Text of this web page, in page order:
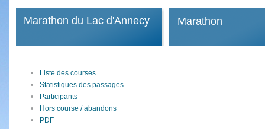
Marathon du Lac d'Annecy Marathon
Liste des courses
Statistiques des passages
Participants
Hors course / abandons
PDF